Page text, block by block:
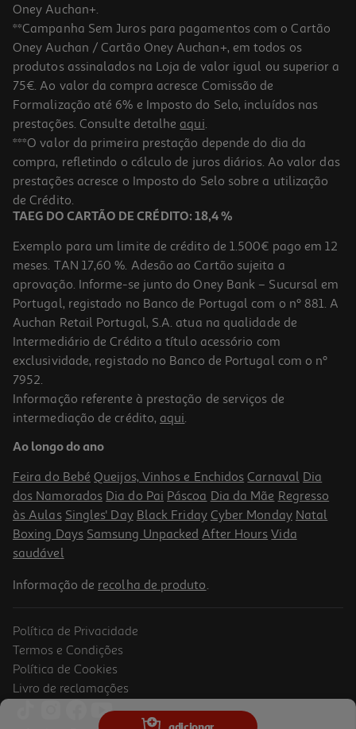
adicionar
3.5
Taça Colors Codil 3l 22x10.5cm Cores Sortidas
2.19 €/un
2,19 €
Taça Para Misturar Polegar Plástico 1.5l
1.49 €/un
1,49 €
Oney Auchan+.
**Campanha Sem Juros para pagamentos com o Cartão
Oney Auchan / Cartão Oney Auchan+, em todos os
produtos assinalados na Loja de valor igual ou superior a
75€. Ao valor da compra acresce Comissão de
Formalização até 6% e Imposto do Selo, incluídos nas
prestações. Consulte detalhe aqui.
***O valor da primeira prestação depende do dia da
compra, refletindo o cálculo de juros diários. Ao valor das
prestações acresce o Imposto do Selo sobre a utilização
de Crédito.
TAEG DO CARTÃO DE CRÉDITO: 18,4 %
Exemplo para um limite de crédito de 1.500€ pago em 12
meses. TAN 17,60 %. Adesão ao Cartão sujeita a
aprovação. Informe-se junto do Oney Bank – Sucursal em
Portugal, registado no Banco de Portugal com o nº 881. A
Auchan Retail Portugal, S.A. atua na qualidade de
Intermediário de Crédito a título acessório com
exclusividade, registado no Banco de Portugal com o nº
7952.
Informação referente à prestação de serviços de
intermediação de crédito, aqui.
Ao longo do ano
Feira do Bebé Queijos, Vinhos e Enchidos Carnaval Dia
dos Namorados Dia do Pai Páscoa Dia da Mãe Regresso
às Aulas Singles' Day Black Friday Cyber Monday Natal
Boxing Days Samsung Unpacked After Hours Vida
saudável
Informação de recolha de produto.
Política de Privacidade
Termos e Condições
Política de Cookies
Livro de reclamações